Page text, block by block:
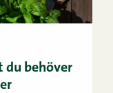
du behöver